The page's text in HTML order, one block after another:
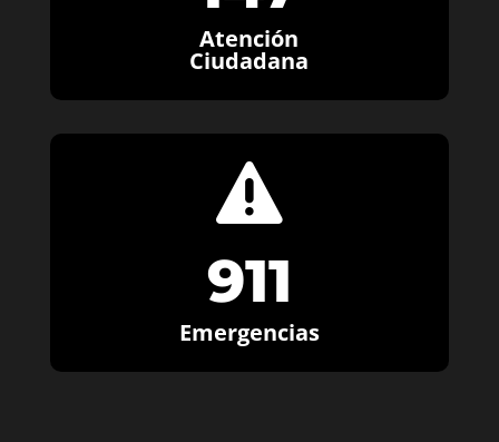
Atención
Ciudadana

911
Emergencias